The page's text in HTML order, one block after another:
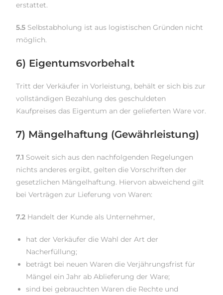
erstattet.
5.5 Selbstabholung ist aus logistischen Gründen nicht
möglich.
6) Eigentumsvorbehalt
Tritt der Verkäufer in Vorleistung, behält er sich bis zur
vollständigen Bezahlung des geschuldeten
Kaufpreises das Eigentum an der gelieferten Ware vor.
7) Mängelhaftung (Gewährleistung)
7.1 Soweit sich aus den nachfolgenden Regelungen
nichts anderes ergibt, gelten die Vorschriften der
gesetzlichen Mängelhaftung. Hiervon abweichend gilt
bei Verträgen zur Lieferung von Waren:
7.2 Handelt der Kunde als Unternehmer,
hat der Verkäufer die Wahl der Art der
Nacherfüllung;
beträgt bei neuen Waren die Verjährungsfrist für
Mängel ein Jahr ab Ablieferung der Ware;
sind bei gebrauchten Waren die Rechte und